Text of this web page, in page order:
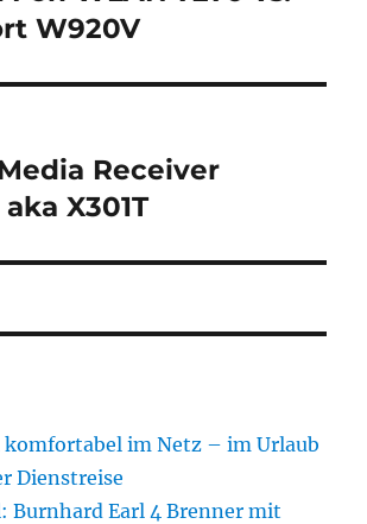
W920V
Receiver
X301T
komfortabel im Netz – im Urlaub
Dienstreise
Burnhard Earl 4 Brenner mit